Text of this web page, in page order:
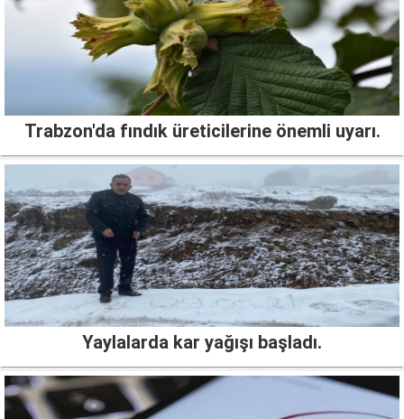
Trabzon'da fındık üreticilerine önemli uyarı.
Yaylalarda kar yağışı başladı.